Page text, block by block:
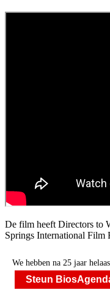
De film heeft Directors to
Springs International Film
We hebben na 25 jaar
Steun